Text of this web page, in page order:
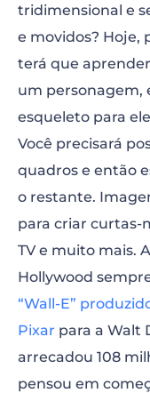
tridimensional e
e movidos? Hoje,
terá que
um personagem,
esqueleto para
Você precisará
quadros e então
o restante.
para criar curtas-
TV e muito mais.
Hollywood
“Wall-E”
Pixar para a Walt
arrecadou 108
pensou em